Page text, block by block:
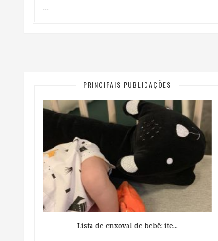
…
PRINCIPAIS PUBLICAÇÕES
Lista de enxoval de bebê: ite...